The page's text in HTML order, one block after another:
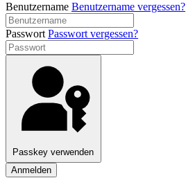
Benutzername Benutzername vergessen?
Passwort Passwort vergessen?
Passkey verwenden
Anmelden